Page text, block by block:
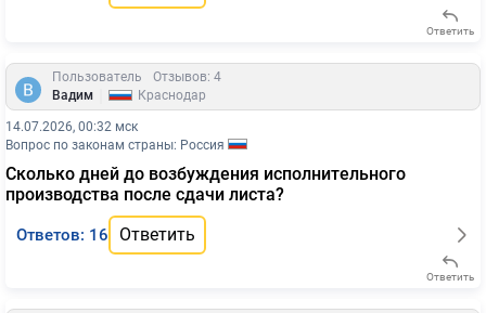
Ответить
Пользователь
Отзывов: 4
Вадим
Краснодар
14.07.2026, 00:32 мск
Вопрос по законам страны: Россия
Сколько дней до возбуждения исполнительного
производства после сдачи листа?
Ответов: 16 Ответить
Ответить